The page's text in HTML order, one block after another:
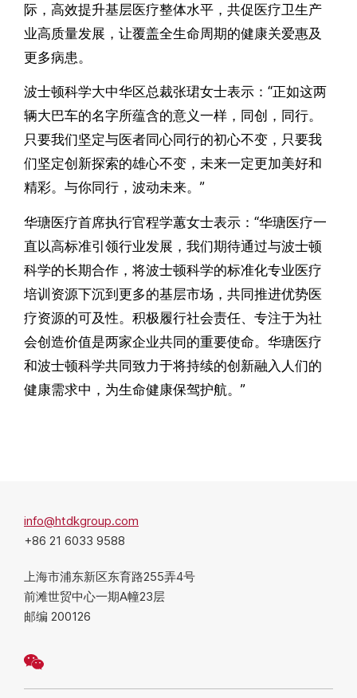
际，高效提升基层医疗整体水平，共促医疗卫生产
业高质量发展，让覆盖全生命周期的健康关爱惠及
更多病患。
波士顿科学大中华区总裁张珺女士表示：“正如这两
辆大巴车的名字所蕴含的意义一样，同创，同行。
只要我们坚定与医者同心同行的初心不变，只要我
们坚定创新探索的雄心不变，未来一定更加美好和
精彩。与你同行，波动未来。”
华瑭医疗首席执行官程学蕙女士表示：“华瑭医疗一
直以高标准引领行业发展，我们期待通过与波士顿
科学的长期合作，将波士顿科学的标准化专业医疗
培训资源下沉到更多的基层市场，共同推进优势医
疗资源的可及性。积极履行社会责任、专注于为社
会创造价值是两家企业共同的重要使命。华瑭医疗
和波士顿科学共同致力于将持续的创新融入人们的
健康需求中，为生命健康保驾护航。”
info@htdkgroup.com
+86 21 6033 9588
上海市浦东新区东育路255弄4号
前滩世贸中心一期A幢23层
邮编 200126